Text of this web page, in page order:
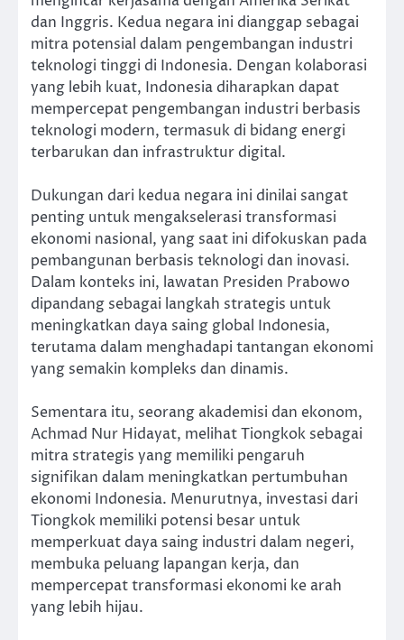
dan Inggris. Kedua negara ini dianggap sebagai
mitra potensial dalam pengembangan industri
teknologi tinggi di Indonesia. Dengan kolaborasi
yang lebih kuat, Indonesia diharapkan dapat
mempercepat pengembangan industri berbasis
teknologi modern, termasuk di bidang energi
terbarukan dan infrastruktur digital.
Dukungan dari kedua negara ini dinilai sangat
penting untuk mengakselerasi transformasi
ekonomi nasional, yang saat ini difokuskan pada
pembangunan berbasis teknologi dan inovasi.
Dalam konteks ini, lawatan Presiden Prabowo
dipandang sebagai langkah strategis untuk
meningkatkan daya saing global Indonesia,
terutama dalam menghadapi tantangan ekonomi
yang semakin kompleks dan dinamis.
Sementara itu, seorang akademisi dan ekonom,
Achmad Nur Hidayat, melihat Tiongkok sebagai
mitra strategis yang memiliki pengaruh
signifikan dalam meningkatkan pertumbuhan
ekonomi Indonesia. Menurutnya, investasi dari
Tiongkok memiliki potensi besar untuk
memperkuat daya saing industri dalam negeri,
membuka peluang lapangan kerja, dan
mempercepat transformasi ekonomi ke arah
yang lebih hijau.